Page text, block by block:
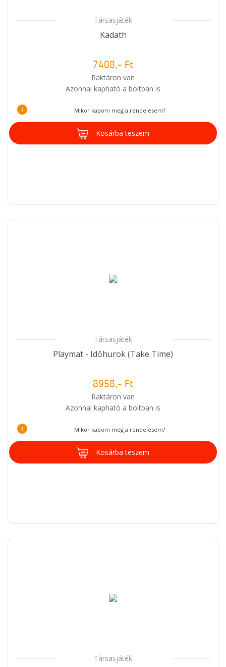
Társasjáték
Kadath
7408,- Ft
Raktáron van
Azonnal kapható a boltban is
i Mikor kapom meg a rendelésem?
Kosárba teszem
Társasjáték
Playmat - Időhurok (Take Time)
8958,- Ft
Raktáron van
Azonnal kapható a boltban is
i Mikor kapom meg a rendelésem?
Kosárba teszem
Társasjáték